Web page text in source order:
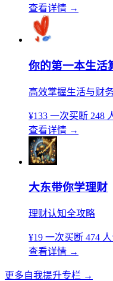
查看详情 →
你的第一本生活
高效掌握生活与财
¥133 一次买断 248
查看详情 →
大东带你学理财
理财认知全攻略
¥19 一次买断 474
查看详情 →
更多自我提升专栏 →